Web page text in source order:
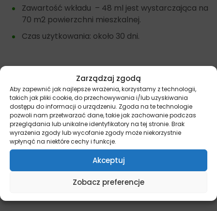
Zarządzaj zgodą
Aby zapewnić jak najlepsze wrażenia, korzystamy z technologii,
takich jak pliki cookie, do przechowywania i/lub uzyskiwania
dostępu do informacji o urządzeniu. Zgoda na te technologie
pozwoli nam przetwarzać dane, takie jak zachowanie podczas
przeglądania lub unikalne identyfikatory na tej stronie. Brak
wyrażenia zgody lub wycofanie zgody może niekorzystnie
wpłynąć na niektóre cechy i funkcje.
Akceptuj
Zobacz preferencje
Zawartość wkładu – 48 ml jest wystarczająca na
70 m2 powierzchni mieszkalnej.
Czas użytkowania: około 30 dni.
Inne suplementy i preparaty dla kotów, znajdziesz
tutaj –Kot – Preparaty.
Dostępne opakowania: 1 szt. (1 dyfuzor + 1 wkład 48
ml)
Pamiętaj, że więcej informacji na temat promocji i
wyjątkowych ofert znajdziesz na naszych kanałach
społecznościowych:Facebook/miskakarmypl
Instagram/miskakarmy.pl/